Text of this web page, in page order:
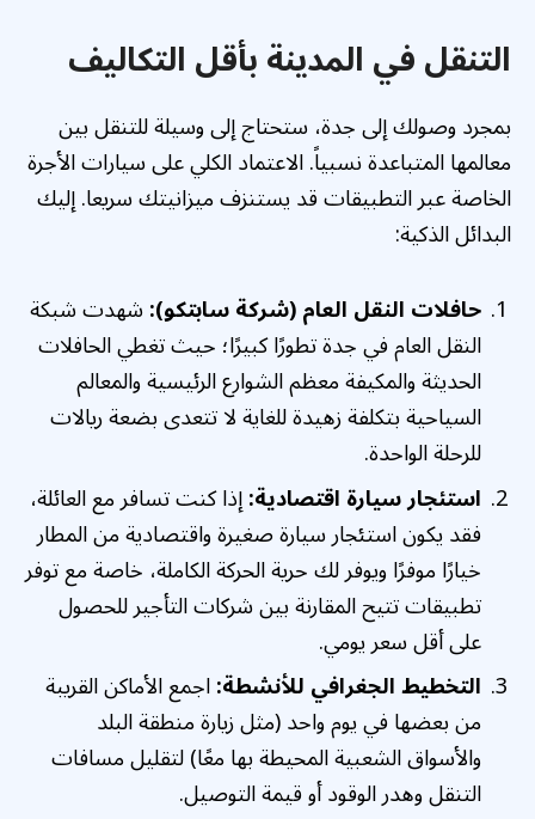
التنقل في المدينة بأقل التكاليف
بمجرد وصولك إلى جدة، ستحتاج إلى وسيلة للتنقل بين
معالمها المتباعدة نسبياً. الاعتماد الكلي على سيارات الأجرة
الخاصة عبر التطبيقات قد يستنزف ميزانيتك سريعا. إليك
البدائل الذكية:
حافلات النقل العام (شركة سابتكو):شهدت شبكة
النقل العام في جدة تطورًا كبيرًا؛ حيث تغطي الحافلات
الحديثة والمكيفة معظم الشوارع الرئيسية والمعالم
السياحية بتكلفة زهيدة للغاية لا تتعدى بضعة ريالات
للرحلة الواحدة.
استئجار سيارة اقتصادية:إذا كنت تسافر مع العائلة،
فقد يكون استئجار سيارة صغيرة واقتصادية من المطار
خيارًا موفرًا ويوفر لك حرية الحركة الكاملة، خاصة مع توفر
تطبيقات تتيح المقارنة بين شركات التأجير للحصول
على أقل سعر يومي.
التخطيط الجغرافي للأنشطة:اجمع الأماكن القريبة
من بعضها في يوم واحد (مثل زيارة منطقة البلد
والأسواق الشعبية المحيطة بها معًا) لتقليل مسافات
التنقل وهدر الوقود أو قيمة التوصيل.